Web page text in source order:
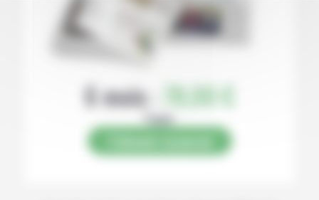
6 mois : 78,00 €
Papier